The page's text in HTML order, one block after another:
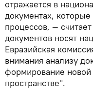
отражается в
документах,
процессов, —
документов носят
Евразийская
внимания анализу
формирование
пространстве".